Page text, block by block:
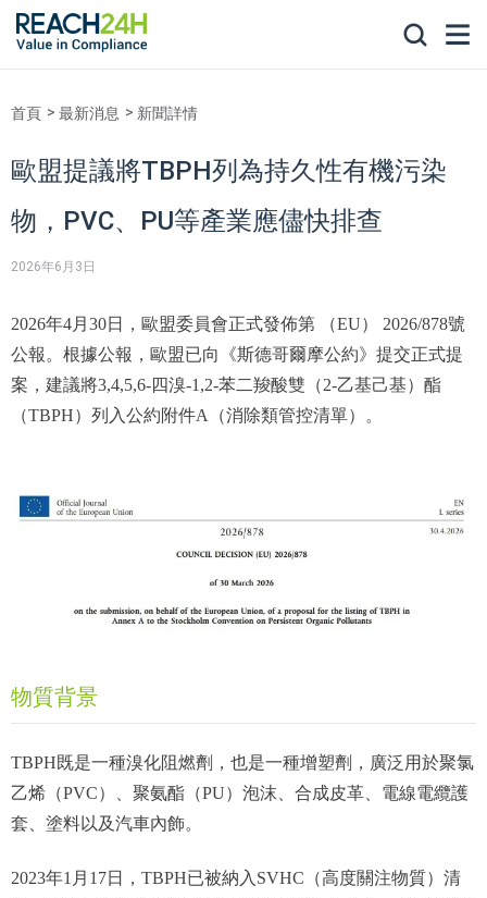
首頁 最新消息 新聞詳情
歐盟提議將TBPH列為持久性有機污染
物，PVC、PU等產業應儘快排查
2026年6月3日
2026年4月30日，歐盟委員會正式發佈第 （EU） 2026/878號
公報。根據公報，歐盟已向《斯德哥爾摩公約》提交正式提
案，建議將3,4,5,6-四溴-1,2-苯二羧酸雙（2-乙基己基）酯
（TBPH）列入公約附件A（消除類管控清單）。
物質背景
TBPH既是一種溴化阻燃劑，也是一種增塑劑，廣泛用於聚氯
乙烯（PVC）、聚氨酯（PU）泡沫、合成皮革、電線電纜護
套、塗料以及汽車內飾。
2023年1月17日，TBPH已被納入SVHC（高度關注物質）清